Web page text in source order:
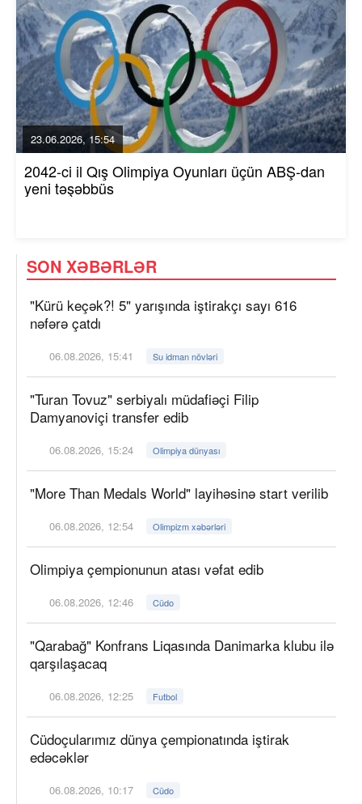
23.06.2026, 15:54
2042-ci il Qış Olimpiya Oyunları üçün ABŞ-dan
yeni təşəbbüs
SON XƏBƏRLƏR
"Kürü keçək?! 5" yarışında iştirakçı sayı 616
nəfərə çatdı
06.08.2026, 15:41 Su idman növləri
"Turan Tovuz" serbiyalı müdafiəçi Filip
Damyanoviçi transfer edib
06.08.2026, 15:24 Olimpiya dünyası
"More Than Medals World" layihəsinə start verilib
06.08.2026, 12:54 Olimpizm xəbərləri
Olimpiya çempionunun atası vəfat edib
06.08.2026, 12:46 Cüdo
"Qarabağ" Konfrans Liqasında Danimarka klubu ilə
qarşılaşacaq
06.08.2026, 12:25 Futbol
Cüdoçularımız dünya çempionatında iştirak
edəcəklər
06.08.2026, 10:17 Cüdo